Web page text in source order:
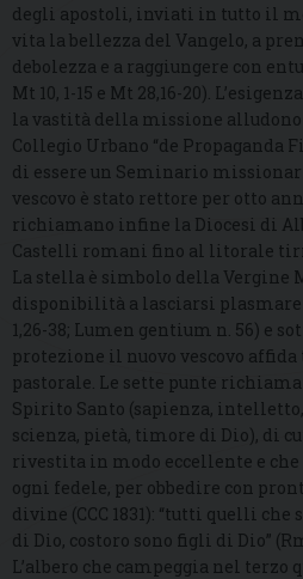
degli apostoli, inviati in tutto il
vita la bellezza del Vangelo, a
debolezza e a raggiungere con
Mt 10, 1-15 e Mt 28,16-20).
la vastità della missione
Collegio Urbano “de Propaganda
di essere un Seminario
vescovo è stato rettore per otto
richiamano infine la Diocesi di
Castelli romani fino al litorale
La stella è simbolo della Vergine
disponibilità a lasciarsi plasmare
1,26-38; Lumen gentium n. 56) e
protezione il nuovo vescovo
pastorale. Le sette punte
Spirito Santo (sapienza,
scienza, pietà, timore di Dio), di
rivestita in modo eccellente e che
ogni fedele, per obbedire con
divine (CCC 1831): “tutti quelli
di Dio, costoro sono figli di Dio”
L’albero che campeggia nel terzo